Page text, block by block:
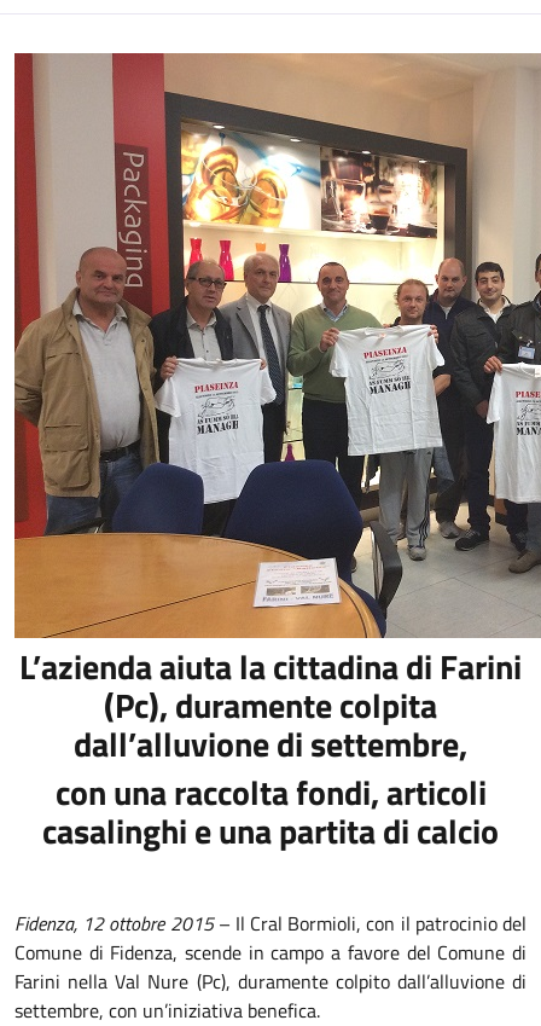
L’azienda aiuta la cittadina di Farini
(Pc), duramente colpita
dall’alluvione di settembre,
con una raccolta fondi, articoli
casalinghi e una partita di calcio
Fidenza, 12 ottobre 2015– Il Cral Bormioli, con il patrocinio del
Comune di Fidenza, scende in campo a favore del Comune di
Farini nella Val Nure (Pc), duramente colpito dall’alluvione di
settembre, con un’iniziativa benefica.